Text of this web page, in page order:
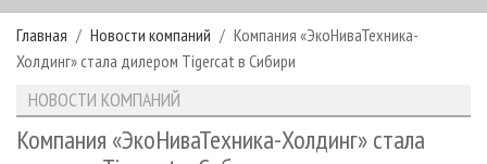
РУБРИКИ И ТЕМЫ
РУБРИКИ ЖУРНАЛА
ЛЕСНОЕ ХОЗЯЙСТВО
ЛЕСОЗАГОТОВКА
ЛЕСОПИЛЕНИЕ
НОВОСТИ
КАЛЕНДАРЬ СОБЫТИЙ
НОВОСТИ ЛПК
НОВОСТИ ЖУРНАЛА
ПРОЕКТЫ ЛПИ
АНАЛИТИКА
Главная Новости компаний
Компания «ЭкоНиваТехника-
Холдинг» стала дилером Tigercat в Сибири
НОВОСТИ КОМПАНИЙ
Компания «ЭкоНиваТехника-Холдинг» стала